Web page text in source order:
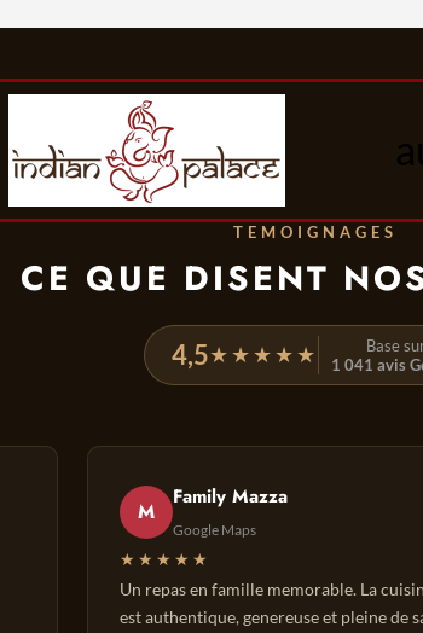
TEMOIGNAGES
CE QUE DISENT
4,5★★★★★
Base
1 041 avis
M
Family Mazza
Google Maps
★★★★★
Un repas en famille memorable. La
est authentique, genereuse et pleine de